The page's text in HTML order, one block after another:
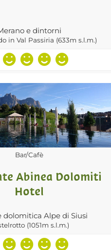
e dintorni
in Val Passiria (633m s.l.m.)
Bar/Cafè
Abinea Dolomiti
Hotel
dolomitica Alpe di Siusi
(1051m s.l.m.)